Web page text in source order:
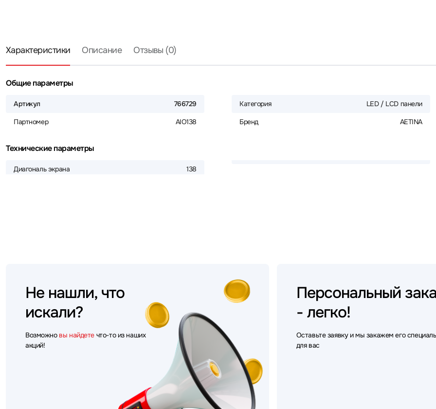
Характеристики Описание Отзывы (0)
Общие параметры
Артикул 766729
Партномер AIO138
Категория LED / LCD панели
Бренд AETINA
Технические параметры
Диагональ экрана 138
Не нашли, что
искали?
Возможно вы найдете что-то из наших
акций!
Персональный
- легко!
Оставьте заявку и мы закажем его
для вас